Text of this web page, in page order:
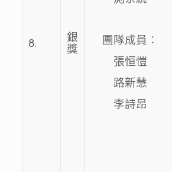
8.
銀
獎
團隊成員︰
張恒愷
路新慧
李詩昂